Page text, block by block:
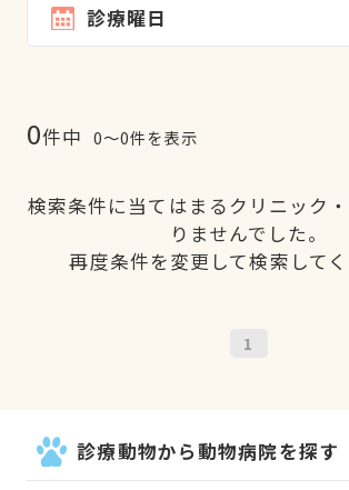
診療曜日
0件中 0〜0件を表示
検索条件に当てはまるクリニック
りませんでした。
再度条件を変更して検索してく
1
診療動物から動物病院を探す